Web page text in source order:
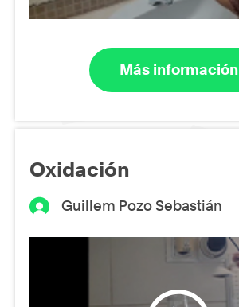
Más información
Oxidación
Guillem Pozo Sebastián